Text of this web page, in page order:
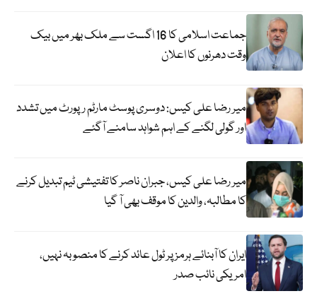
جماعت اسلامی کا 16 اگست سے ملک بھر میں بیک
وقت دھرنوں کا اعلان
میر رضا علی کیس: دوسری پوسٹ مارٹم رپورٹ میں تشدد
اور گولی لگنے کے اہم شواہد سامنے آگئے
میر رضا علی کیس، جبران ناصر کا تفتیشی ٹیم تبدیل کرنے
کا مطالبہ، والدین کا موقف بھی آ گیا
ایران کا آبنائے ہرمز پر ٹول عائد کرنے کا منصوبہ نہیں،
امریکی نائب صدر